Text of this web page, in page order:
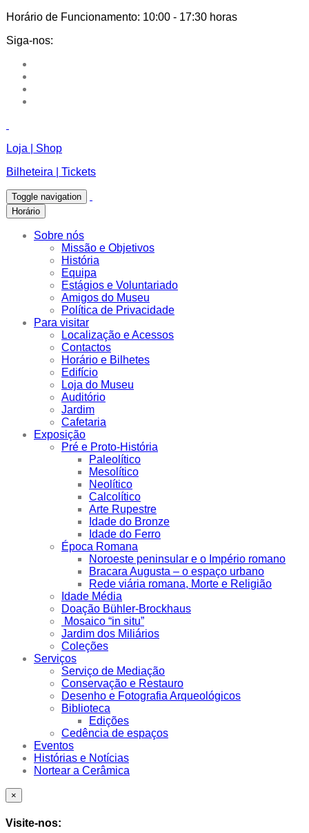
Horário de Funcionamento: 10:00 - 17:30 horas
Siga-nos:
Loja | Shop
Bilheteira | Tickets
Toggle navigation
Horário
Sobre nós
Missão e Objetivos
História
Equipa
Estágios e Voluntariado
Amigos do Museu
Política de Privacidade
Para visitar
Localização e Acessos
Contactos
Horário e Bilhetes
Edifício
Loja do Museu
Auditório
Jardim
Cafetaria
Exposição
Pré e Proto-História
Paleolítico
Mesolítico
Neolítico
Calcolítico
Arte Rupestre
Idade do Bronze
Idade do Ferro
Época Romana
Noroeste peninsular e o Império romano
Bracara Augusta – o espaço urbano
Rede viária romana, Morte e Religião
Idade Média
Doação Bühler-Brockhaus
Mosaico “in situ”
Jardim dos Miliários
Coleções
Serviços
Serviço de Mediação
Conservação e Restauro
Desenho e Fotografia Arqueológicos
Biblioteca
Edições
Cedência de espaços
Eventos
Histórias e Notícias
Nortear a Cerâmica
×
Visite-nos: